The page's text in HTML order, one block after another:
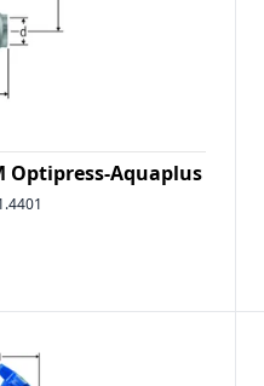
Optipress-Aquaplus